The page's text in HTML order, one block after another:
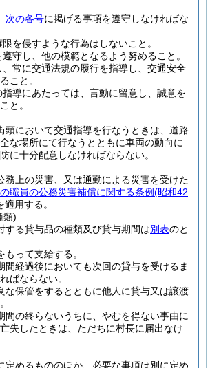
次の各号に掲げる事項を遵守しなければな
を侵すような行為はしないこと。
守し、他の模範となるよう努めること。
、常に交通法規の履行を指導し、交通安全
こと。
導にあたっては、言動に留意し、誠意を
と。
頭において交通指導を行なうときは、道路
な場所にて行なうとともに車両の動向に
に十分配意しなければならない。
務上の災害、又は通勤による災害を受けた
職員の公務災害補償に関する条例(昭和42
適用する。
類)
する貸与品の種類及び貸与期間は別表のと
って支給する。
間経過後においても次回の貸与を受けるま
ばならない。
な保管をするとともに他人に貸与又は譲渡
間の終らないうちに、やむを得ない事由に
失したときは、ただちに村長に届出なけ
定めるもののほか、必要な事項は別に定め